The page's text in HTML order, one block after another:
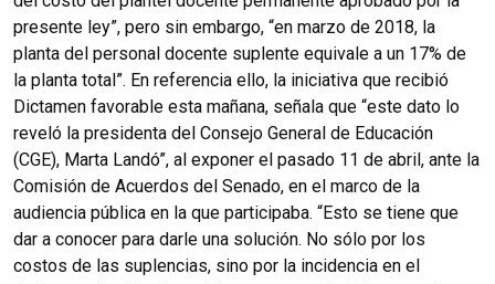
presente ley”, pero sin embargo, “en marzo de 2018, la
planta del personal docente suplente equivale a un 17% de
la planta total”. En referencia ello, la iniciativa que recibió
Dictamen favorable esta mañana, señala que “este dato lo
reveló la presidenta del Consejo General de Educación
(CGE), Marta Landó”, al exponer el pasado 11 de abril, ante la
Comisión de Acuerdos del Senado, en el marco de la
audiencia pública en la que participaba. “Esto se tiene que
dar a conocer para darle una solución. No sólo por los
costos de las suplencias, sino por la incidencia en el